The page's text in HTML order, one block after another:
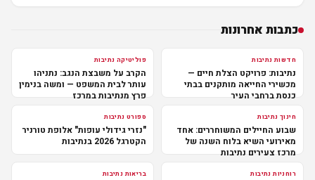
כתבות אחרונות
חדשות נתיבות
נתיבות: פרויקט הצלת חיים —
מכשירי החייאה מותקנים בבתי
כנסת ברחבי העיר
פוליטיקה נתיבות
הקרב על משבצת הנגב: נתניהו
עותר לבית המשפט — ומשה בנימין
פרץ מנתיבות במרכז
חינוך נתיבות
שבוע החיילים המשוחררים: אחד
מאירועי השיא בלוח השנה של
מרכז צעירים נתיבות
ספורט נתיבות
"נזרי גידולי עופות" אלופת טורניר
הקטרגל 2026 בנתיבות
רוחניות נתיבות בריאות נתיבות